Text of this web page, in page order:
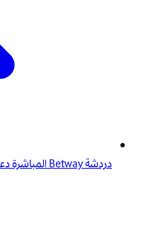
دردشة Betway المباشرة دعم فوري في البحرين